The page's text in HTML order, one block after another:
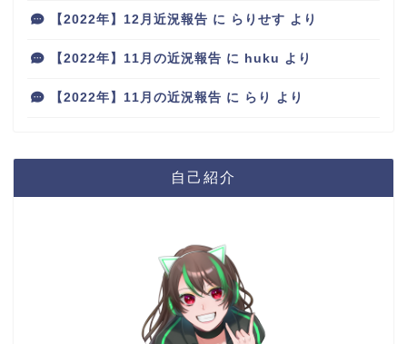
【2022年】12月近況報告 に らりせす より
【2022年】11月の近況報告 に huku より
【2022年】11月の近況報告 に らり より
自己紹介